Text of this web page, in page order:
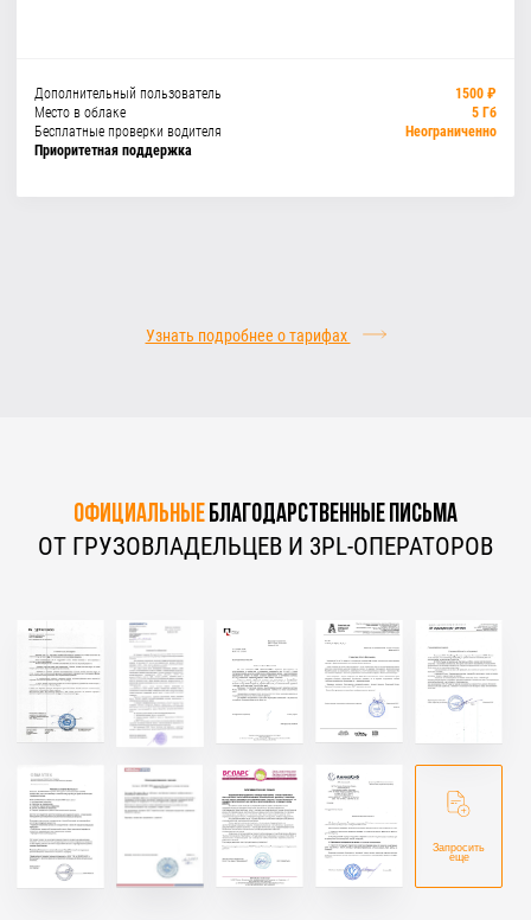
Дополнительный пользователь
1500 ₽
Место в облаке
5 Гб
Бесплатные проверки водителя
Неограниченно
Приоритетная поддержка
Узнать подробнее о тарифах
Официальныеблагодарственные письма
ОТ ГРУЗОВЛАДЕЛЬЦЕВ И 3PL-ОПЕРАТОРОВ
Запросить
еще